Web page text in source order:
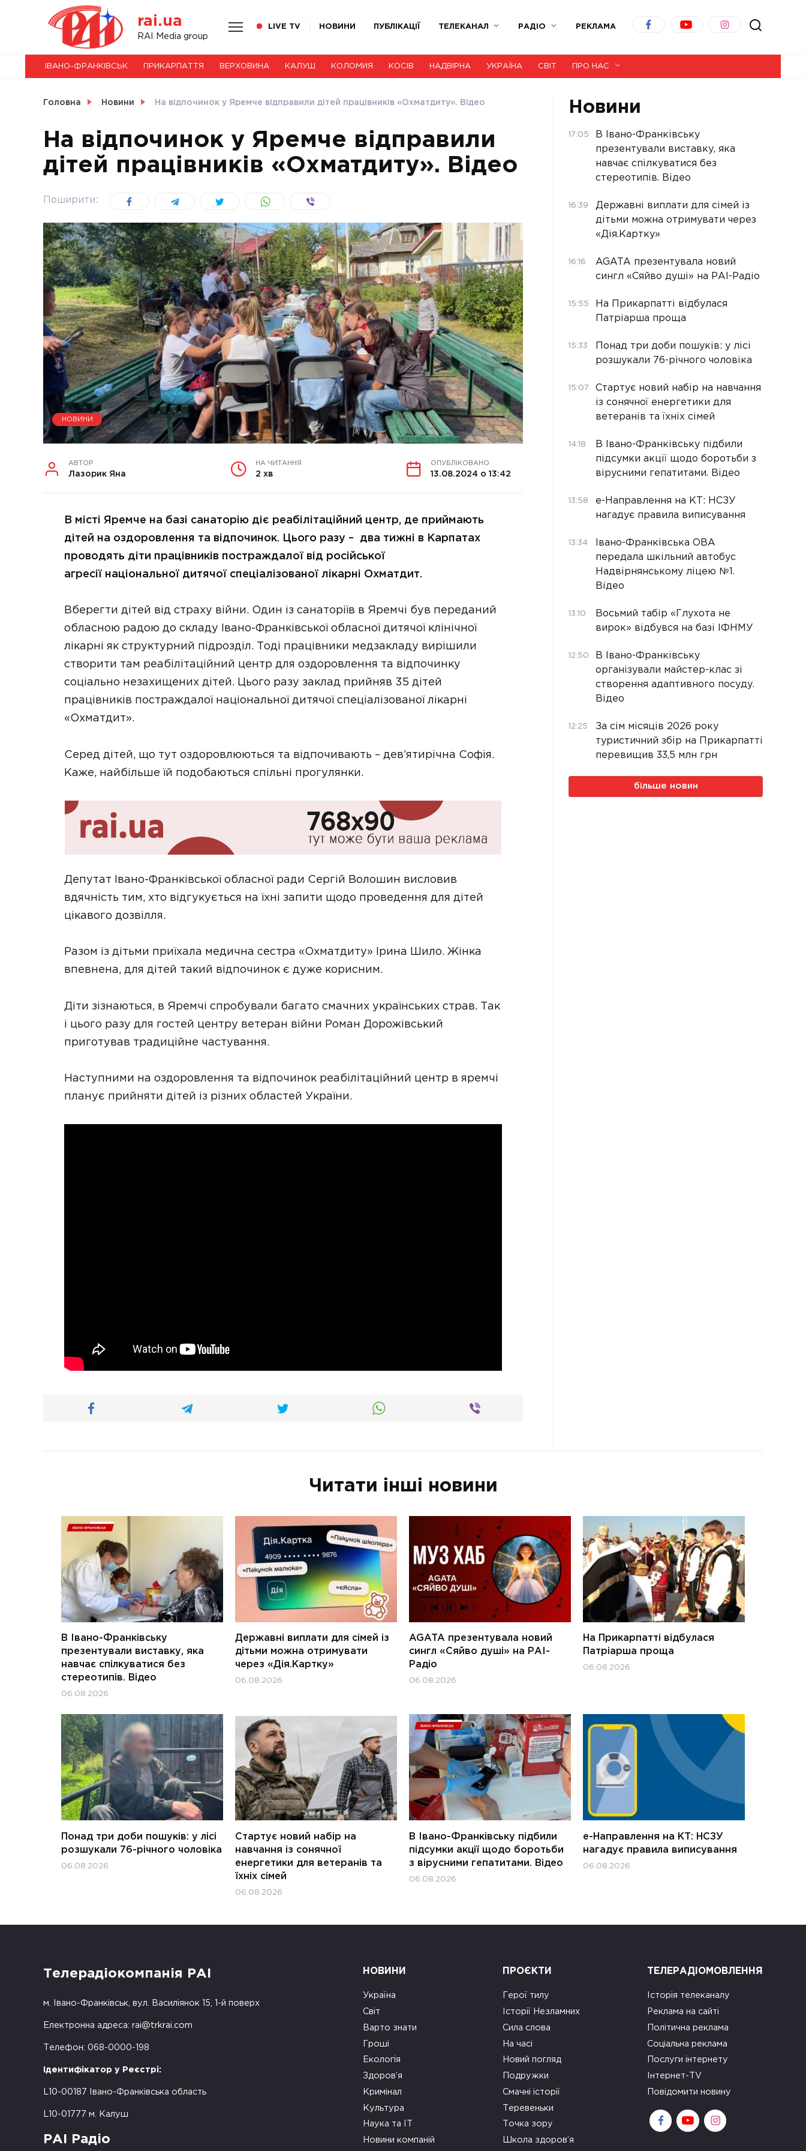
rai.ua
RAI Media group
LIVE TV НОВИНИ ПУБЛІКАЦІЇ ТЕЛЕКАНАЛ РАДІО РЕКЛАМА
НОВИНИ
СВІТ
УКРАЇНА
ІВАНО-ФРАНКІВСЬК ПРИКАРПАТТЯ ВЕРХОВИНА КАЛУШ КОЛОМИЯ КОСІВ НАДВІРНА УКРАЇНА СВІТ ПРО НАС
Головна Новини На відпочинок у Яремче відправили дітей працівників «Охматдиту». Відео
На відпочинок у Яремче відправили
дітей працівників «Охматдиту». Відео
Поширити:
НОВИНИ
АВТОР
Лазорик Яна
НА ЧИТАННЯ
2 хв
ОПУБЛІКОВАНО
13.08.2024 о 13:42
В місті Яремче на базі санаторію діє реабілітаційний центр, де приймають
дітей на оздоровлення та відпочинок. Цього разу – два тижні в Карпатах
проводять діти працівників постраждалої від російської
агресії національної дитячої спеціалізованої лікарні Охматдит.
Вберегти дітей від страху війни. Один із санаторіїв в Яремчі був переданий
обласною радою до складу Івано-Франківської обласної дитячої клінічної
лікарні як структурний підрозділ. Тоді працівники медзакладу вирішили
створити там реабілітаційний центр для оздоровлення та відпочинку
соціально незахищених дітей. Цього разу заклад прийняв 35 дітей
працівників постраждалої національної дитячої спеціалізованої лікарні
«Охматдит».
Серед дітей, що тут оздоровлюються та відпочивають – дев’ятирічна Софія.
Каже, найбільше їй подобаються спільні прогулянки.
Депутат Івано-Франківської обласної ради Сергій Волошин висловив
вдячність тим, хто відгукується на їхні запити щодо проведення для дітей
цікавого дозвілля.
Разом із дітьми приїхала медична сестра «Охматдиту» Ірина Шило. Жінка
впевнена, для дітей такий відпочинок є дуже корисним.
Діти зізнаються, в Яремчі спробували багато смачних українських страв. Так
і цього разу для гостей центру ветеран війни Роман Дорожівський
приготував традиційне частування.
Наступними на оздоровлення та відпочинок реабілітаційний центр в яремчі
планує прийняти дітей із різних областей України.
Новини
17:05
В Івано-Франківську
презентували виставку, яка
навчає спілкуватися без
стереотипів. Відео
16:39
Державні виплати для сімей із
дітьми можна отримувати через
«Дія.Картку»
16:16
AGATA презентувала новий
сингл «Сяйво душі» на РАІ-Радіо
15:55
На Прикарпатті відбулася
Патріарша проща
15:33
Понад три доби пошуків: у лісі
розшукали 76-річного чоловіка
15:07
Стартує новий набір на навчання
із сонячної енергетики для
ветеранів та їхніх сімей
14:18
В Івано-Франківську підбили
підсумки акції щодо боротьби з
вірусними гепатитами. Відео
13:58
е-Направлення на КТ: НСЗУ
нагадує правила виписування
13:34
Івано-Франківська ОВА
передала шкільний автобус
Надвірнянському ліцею №1.
Відео
13:10
Восьмий табір «Глухота не
вирок» відбувся на базі ІФНМУ
12:50
В Івано-Франківську
організували майстер-клас зі
створення адаптивного посуду.
Відео
12:25
За сім місяців 2026 року
туристичний збір на Прикарпатті
перевищив 33,5 млн грн
більше новин
Читати інші новини
В Івано-Франківську
презентували виставку, яка
навчає спілкуватися без
стереотипів. Відео
06.08.2026
Державні виплати для сімей із
дітьми можна отримувати
через «Дія.Картку»
06.08.2026
AGATA презентувала новий
сингл «Сяйво душі» на РАІ-
Радіо
06.08.2026
На Прикарпатті відбулася
Патріарша проща
06.08.2026
Понад три доби пошуків: у лісі
розшукали 76-річного чоловіка
06.08.2026
Стартує новий набір на
навчання із сонячної
енергетики для ветеранів та
їхніх сімей
06.08.2026
В Івано-Франківську підбили
підсумки акції щодо боротьби
з вірусними гепатитами. Відео
06.08.2026
е-Направлення на КТ: НСЗУ
нагадує правила виписування
06.08.2026
Телерадіокомпанія РАІ
м. Івано-Франківськ, вул. Василіянок 15, 1-й поверх
Електронна адреса: rai@trkrai.com
Телефон: 068-0000-198
Ідентифікатор у Реєстрі:
L10-00187 Івано-Франківська область
L10-01777 м. Калуш
РАІ Радіо
НОВИНИ
Україна
Світ
Варто знати
Гроші
Екологія
Здоров’я
Кримінал
Культура
Наука та ІТ
Новини компаній
ПРОЄКТИ
Герої тилу
Історії Незламних
Сила слова
На часі
Новий погляд
Подружки
Смачні історії
Теревеньки
Точка зору
Школа здоров’я
ТЕЛЕРАДІОМОВЛЕННЯ
Історія телеканалу
Реклама на сайті
Політична реклама
Соціальна реклама
Послуги інтернету
Інтернет-TV
Повідомити новину